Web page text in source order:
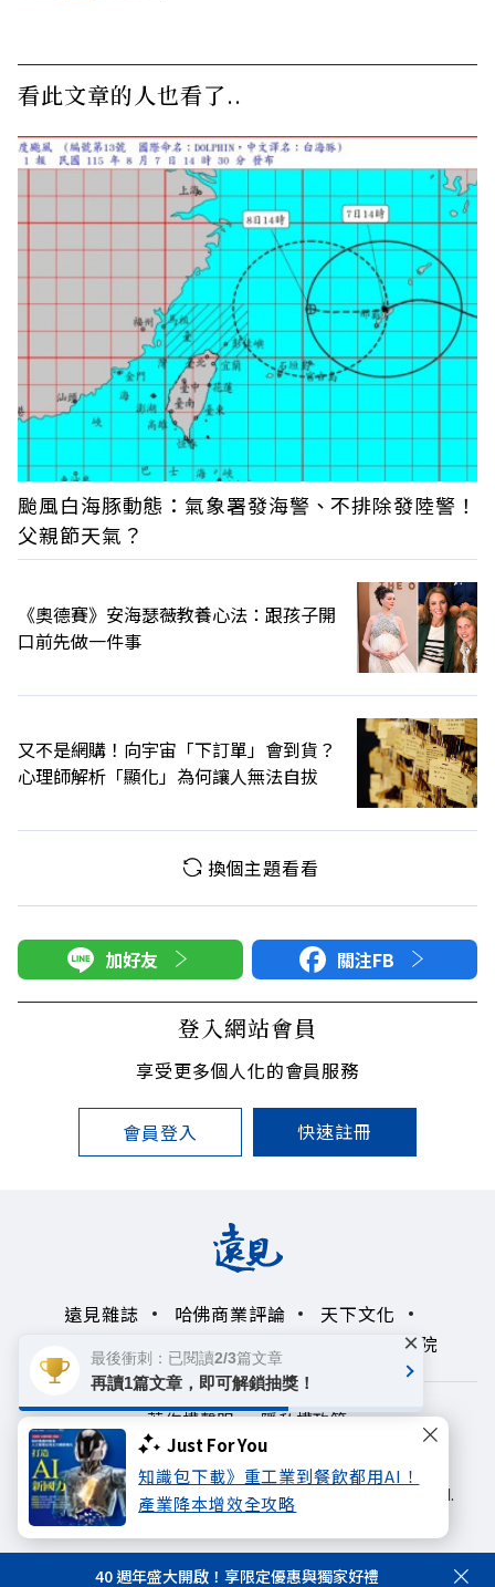
Just For You
知識包下載》重工業到餐飲都用AI！
產業降本增效全攻略
看此文章的人也看了..
颱風白海豚動態：氣象署發海警、不排除發陸警！
父親節天氣？
《奧德賽》安海瑟薇教養心法：跟孩子開
口前先做一件事
又不是網購！向宇宙「下訂單」會到貨？
心理師解析「顯化」為何讓人無法自拔
換個主題看看
加好友 關注FB
登入網站會員
享受更多個人化的會員服務
會員登入 快速註冊
遠見雜誌 哈佛商業評論
天下文化
未來親子學習平台
領導影響力學院
著作權聲明
隱私權政策
Copyright© 1999~2026
遠見天下文化出版股份有限公司. All rights reserved.
40 週年盛大開啟！享限定優惠與獨家好禮
最後衝刺：已閱讀2/3篇文章
再讀1篇文章，即可解鎖抽獎！
×